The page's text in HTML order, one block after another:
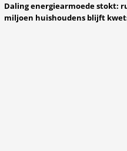
Daling energiearmoede stokt:
miljoen huishoudens blijft